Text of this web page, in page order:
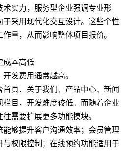
实力，服务型企业强调专业形
采用现代化交互设计。这些个性
量，从而影响整体项目报价。
成本高低
发费用通常越高。
首页、关于我们、产品中心、新闻
目，开发难度较低。而随着企业
需要扩展更多功能模块。
能够提升客户沟通效率；会员管理
与权限控制；在线预约功能适用于